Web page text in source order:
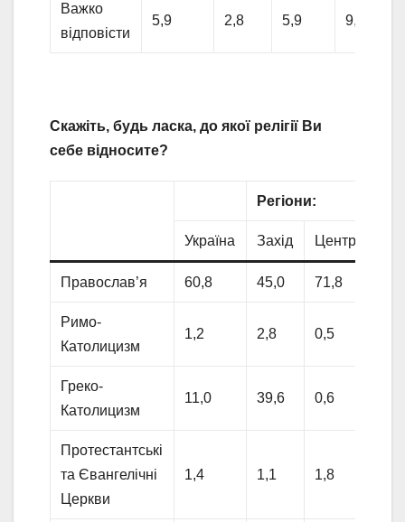
Важко
відповісти
5,9 2,8 5,9 9,8
Скажіть, будь ласка, до якої релігії Ви
себе відносите?
Регіони:
Україна Захід Центр
Православ’я 60,8 45,0 71,8
Римо-
Католицизм
1,2 2,8 0,5
Греко-
Католицизм
11,0 39,6 0,6
Протестантські
та Євангелічні
Церкви
1,4 1,1 1,8